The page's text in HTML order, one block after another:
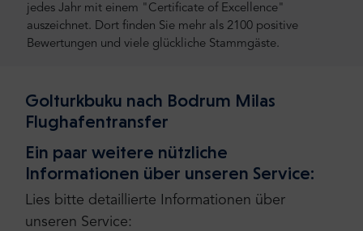
jedes Jahr mit einem "Certificate of Excellence"
auszeichnet. Dort finden Sie mehr als 2100 positive
Bewertungen und viele glückliche Stammgäste.
Golturkbuku nach Bodrum Milas
Flughafentransfer
Ein paar weitere nützliche
Informationen über unseren Service:
Lies bitte detaillierte Informationen über
unseren Service: